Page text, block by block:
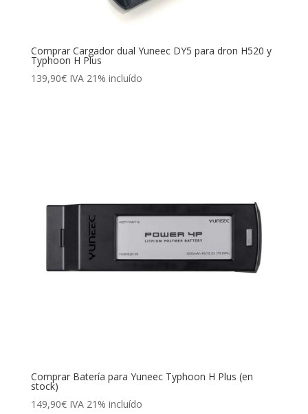
Comprar Cargador dual Yuneec DY5 para dron H520 y
Typhoon H Plus
139,90€ IVA 21% incluído
Comprar Batería para Yuneec Typhoon H Plus (en
stock)
149,90€ IVA 21% incluído